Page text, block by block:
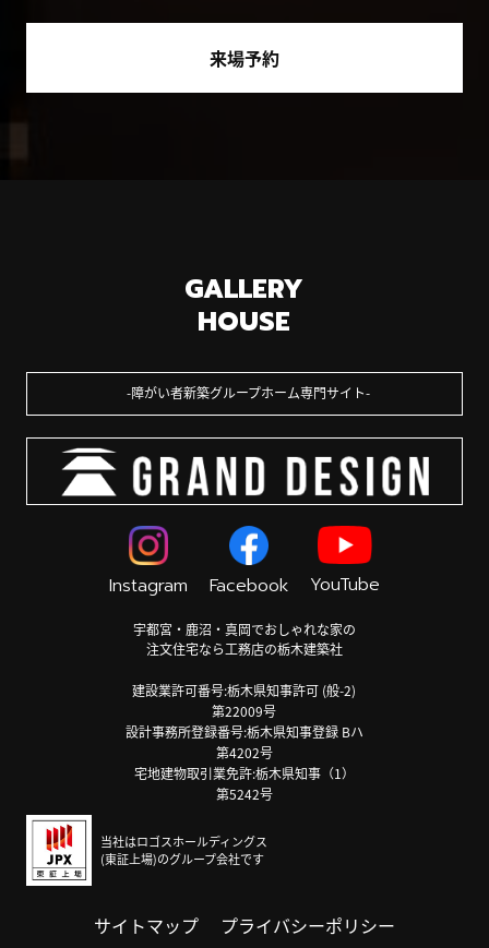
来場予約
GALLERY
HOUSE
障がい者新築グループホーム専門サイト
Instagram Facebook YouTube
宇都宮・鹿沼・真岡でおしゃれな家の
注文住宅なら工務店の栃木建築社
建設業許可番号:栃木県知事許可 (般-2)
第22009号
設計事務所登録番号:栃木県知事登録 Bハ
第4202号
宅地建物取引業免許:栃木県知事（1）
第5242号
当社はロゴスホールディングス
(東証上場)のグループ会社です
サイトマップ プライバシーポリシー